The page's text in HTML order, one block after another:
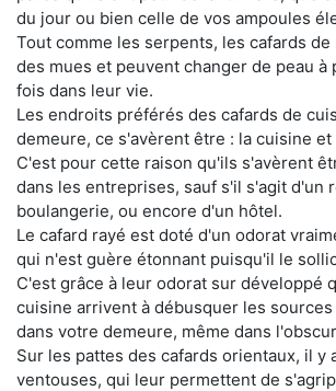
du jour ou bien celle de vos ampoules
Tout comme les serpents, les cafards
des mues et peuvent changer de peau à
fois dans leur vie.
Les endroits préférés des cafards de
demeure, ce s'avèrent être : la cuisine et
C'est pour cette raison qu'ils s'avèrent
dans les entreprises, sauf s'il s'agit d'un
boulangerie, ou encore d'un hôtel.
Le cafard rayé est doté d'un odorat
qui n'est guère étonnant puisqu'il le
C'est grâce à leur odorat sur développé
cuisine arrivent à débusquer les
dans votre demeure, même dans
Sur les pattes des cafards orientaux, il y
ventouses, qui leur permettent de